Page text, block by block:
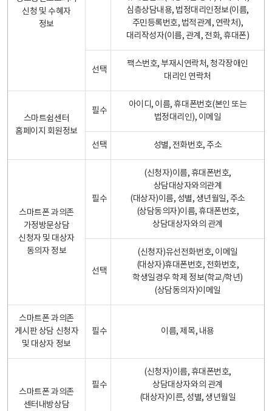
신청 및 수혜자
정보
심층상담내용, 법정대리인정보(이름,
주민등록번호, 법적관계, 연락처),
대리작성자(이름, 관계, 전화, 휴대폰)
선택
팩스번호, 부재시연락처, 청각장애인
대리인 연락처
스마트쉼센터
홈페이지 회원정보
필수
아이디, 이름, 휴대폰번호(본인 또는
법정대리인), 이메일
선택 성별, 전화번호, 주소
스마트폰 과의존
가정방문상담
신청자 및 대상자
동의자 정보
필수
(신청자)이름, 휴대폰번호,
상담대상자와의관계
(대상자)이름, 성별, 생년월일, 주소
(상담동의자)이름, 휴대폰번호,
상담대상자와의 관계
선택
(신청자)유선전화번호, 이메일
(대상자)휴대폰번호, 전화번호,
학생일경우 학제 정보(학교/학년)
(상담동의자)이메일
스마트폰 과의존
게시판 상담 신청자
및 대상자 정보
필수 이름, 제목, 내용
스마트폰 과의존
센터내방상담
필수
(신청자)이름, 휴대폰번호,
상담대상자와의 관계
(대상자)이른, 성별, 생년월일